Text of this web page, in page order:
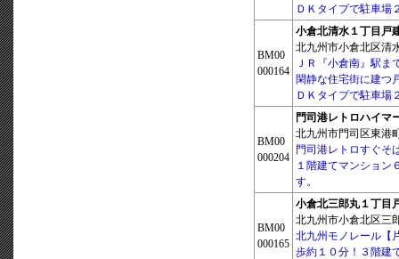
ＤＫタイプで駐車場
BM00
000164
小倉北清水１丁目戸
北九州市小倉北区清
ＪＲ『小倉南』駅ま
閑静な住宅街に建つ
ＤＫタイプで駐車場
BM00
000204
門司港レトロハイマ
北九州市門司区東港
門司港レトロすぐそ
１階建てマンション
す。
BM00
000165
小倉北三郎丸１丁目
北九州市小倉北区三
北九州モノレール【
歩約１０分！３階建